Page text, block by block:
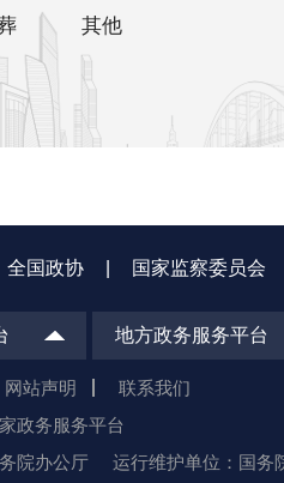
全国政协 国家监察委员会
地方政务服务平台
网站声明
联系我们
政务服务平台
院办公厅
运行维护单位：国务